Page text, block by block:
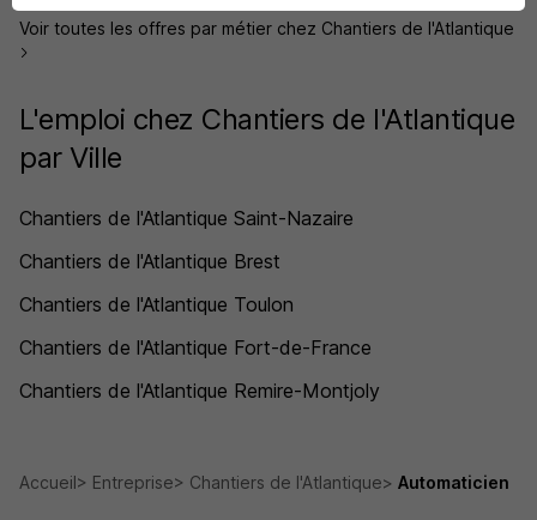
Voir toutes les offres par métier chez Chantiers de l'Atlantique
L'emploi chez Chantiers de l'Atlantique
par Ville
Chantiers de l'Atlantique Saint-Nazaire
Chantiers de l'Atlantique Brest
Chantiers de l'Atlantique Toulon
Chantiers de l'Atlantique Fort-de-France
Chantiers de l'Atlantique Remire-Montjoly
Accueil Entreprise Chantiers de l'Atlantique Automaticien